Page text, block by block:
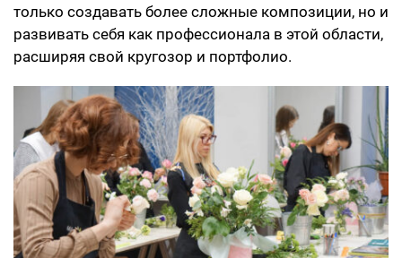
только создавать более сложные композиции, но и
развивать себя как профессионала в этой области,
расширяя свой кругозор и портфолио.